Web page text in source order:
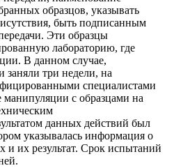
образцов, указывать
быть подписанным
Эти образцы
лабораторию, где
В данном случае,
заняли три недели, на
специалистами
с образцами на
данных действий был
указывалась информация о
и их результат. Срок испытаний